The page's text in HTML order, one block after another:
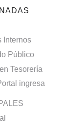
Internos
Público
Tesorería
ingresa